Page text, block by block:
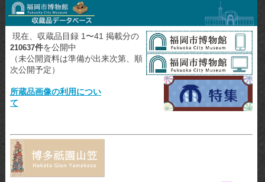
現在、収蔵品目録 1〜41 掲載分の
210637件を公開中
（未公開資料は準備が出来次第、順
次公開予定）
所蔵品画像の利用につい
て